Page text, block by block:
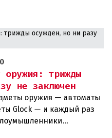
оружия: трижды
не заключен
оружия — автоматы
Glock — и каждый раз
оружия в своих